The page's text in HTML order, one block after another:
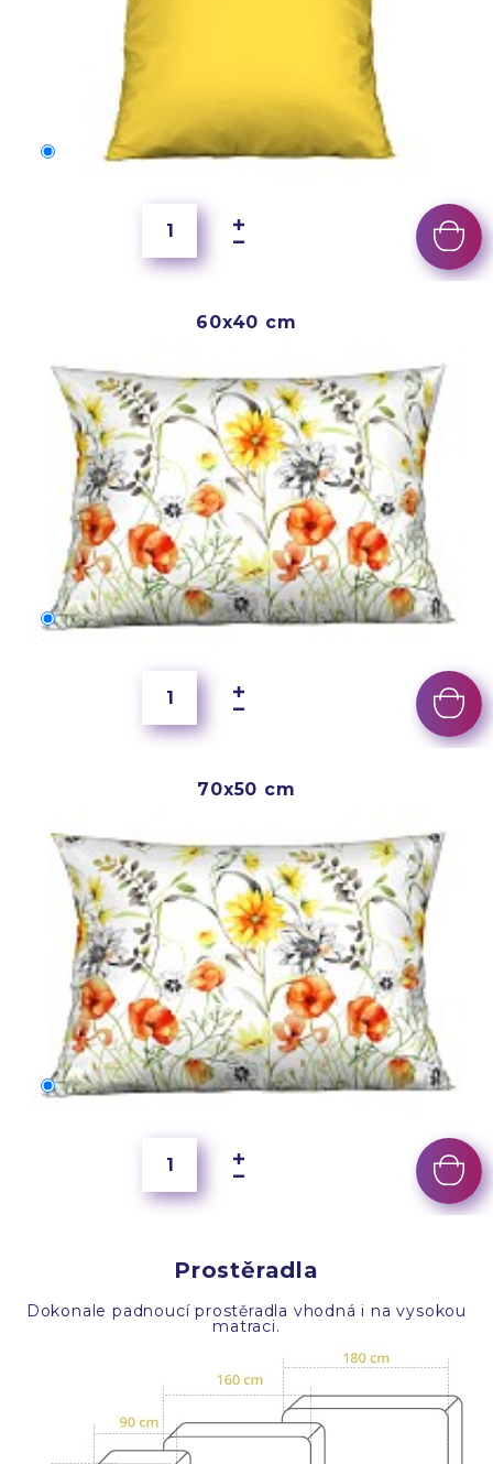
40x40 cm
60x40 cm
60x40 cm
70x50 cm
70x50 cm
Prostěradla
Dokonale padnoucí prostěradla vhodná i na vysokou
matraci.